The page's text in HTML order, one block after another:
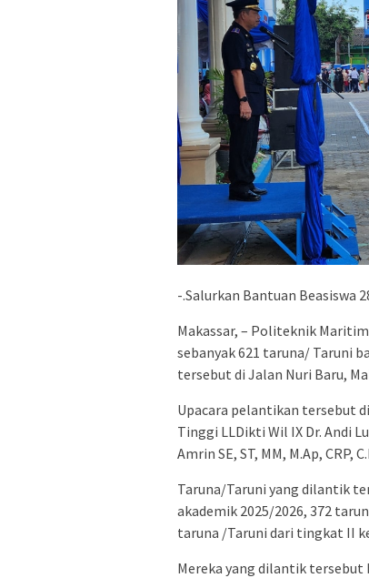
-.Salurkan Bantuan Beasiswa
Makassar, – Politeknik
sebanyak 621 taruna/ Taruni
tersebut di Jalan Nuri Baru,
Upacara pelantikan tersebut
Tinggi LLDikti Wil IX Dr. Andi
Amrin SE, ST, MM, M.Ap,
Taruna/Taruni yang dilantik
akademik 2025/2026, 372
taruna /Taruni dari tingkat II
Mereka yang dilantik tersebut